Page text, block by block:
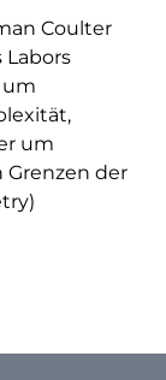
Coulter
um
um
Grenzen der